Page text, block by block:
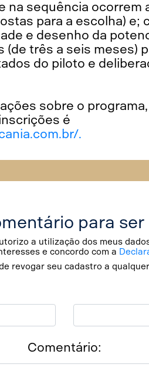
na sequência ocorrem
para a escolha) e;
e desenho da
três a seis meses)
do piloto e
sobre o
é
.
para
a utilização dos meus
e concordo com a
revogar seu cadastro a
Comentário: